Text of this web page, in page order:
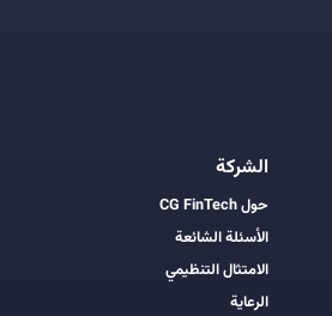
الشركة
حول CG FinTech
الأسئلة الشائعة
الامتثال التنظيمي
الرعاية